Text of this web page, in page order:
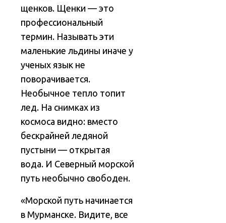
щенков. Щенки — это
профессиональный
термин. Называть эти
маленькие льдины иначе у
ученых язык не
поворачивается.
Необычное тепло топит
лед. На снимках из
космоса видно: вместо
бескрайней ледяной
пустыни — открытая
вода. И Северный морской
путь необычно свободен.
«Морской путь начинается
в Мурманске. Видите, все